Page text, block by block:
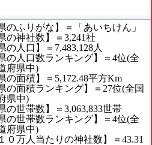
のふりがな】＝「あいちけん」
の神社数】＝3,241社
の人口】＝7,483,128人
の人口数ランキング】＝4位(全
府県中)
の面積】＝5,172.48平方Km
の面積ランキング】＝27位(全国
県中)
の世帯数】＝3,063,833世帯
の世帯数ランキング】＝4位(全
府県中)
０万人当たりの神社数】＝43.31